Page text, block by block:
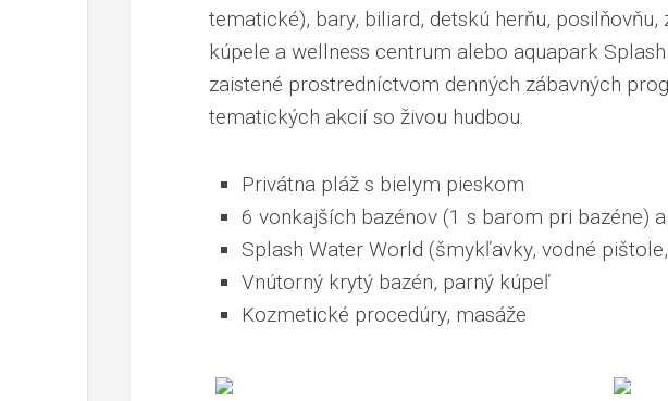
tematické), bary, biliard, detskú herňu, posilňovňu,
kúpele a wellness centrum alebo aquapark
zaistené prostredníctvom denných zábavných
tematických akcií so živou hudbou.
Privátna pláž s bielym pieskom
6 vonkajších bazénov (1 s barom pri bazéne)
Splash Water World (šmykľavky, vodné
Vnútorný krytý bazén, parný kúpeľ
Kozmetické procedúry, masáže